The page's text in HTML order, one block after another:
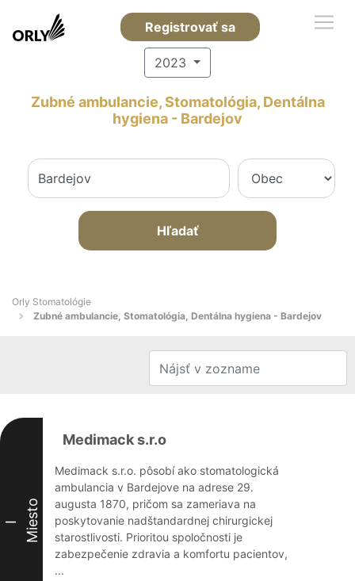
Registrovať sa
2023
Zubné ambulancie, Stomatológia, Dentálna
hygiena - Bardejov
Hľadať
Orly Stomatológie
Zubné ambulancie, Stomatológia, Dentálna hygiena - Bardejov
I Miesto
Medimack s.r.o
Medimack s.r.o. pôsobí ako stomatologická
ambulancia v Bardejove na adrese 29.
augusta 1870, pričom sa zameriava na
poskytovanie nadštandardnej chirurgickej
starostlivosti. Prioritou spoločnosti je
zabezpečenie zdravia a komfortu pacientov,
...